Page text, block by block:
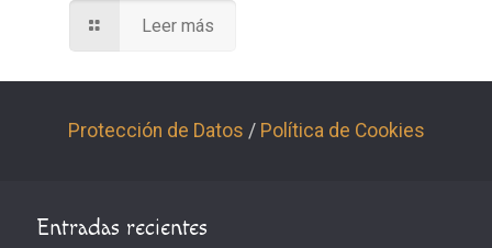
Leer más
Protección de Datos / Política de Cookies
Entradas recientes